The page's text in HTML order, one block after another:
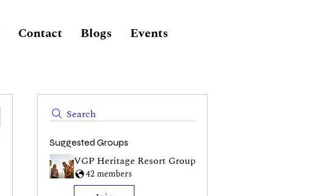
Contact Blogs
Events
Search
Suggested Groups
VGP Heritage Resort Group
42 members